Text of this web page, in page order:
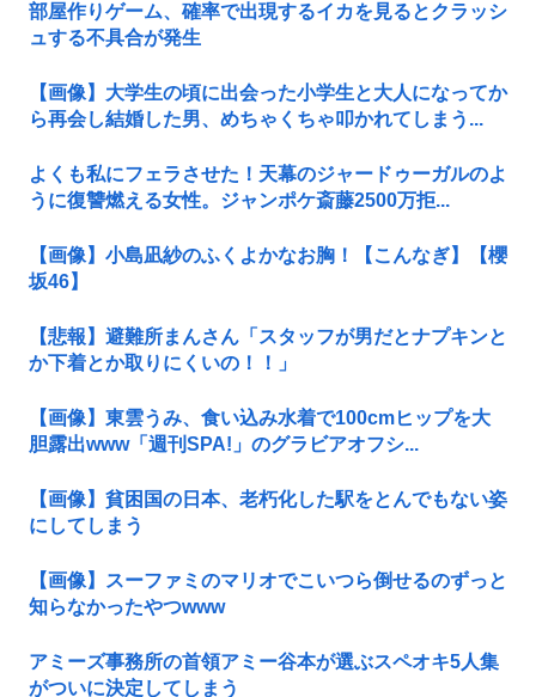
部屋作りゲーム、確率で出現するイカを見るとクラッシ
ュする不具合が発生
【画像】大学生の頃に出会った小学生と大人になってか
ら再会し結婚した男、めちゃくちゃ叩かれてしまう...
よくも私にフェラさせた！天幕のジャードゥーガルのよ
うに復讐燃える女性。ジャンポケ斎藤2500万拒...
【画像】小島凪紗のふくよかなお胸！【こんなぎ】【櫻
坂46】
【悲報】避難所まんさん「スタッフが男だとナプキンと
か下着とか取りにくいの！！」
【画像】東雲うみ、食い込み水着で100cmヒップを大
胆露出www「週刊SPA!」のグラビアオフシ...
【画像】貧困国の日本、老朽化した駅をとんでもない姿
にしてしまう
【画像】スーファミのマリオでこいつら倒せるのずっと
知らなかったやつwww
アミーズ事務所の首領アミー谷本が選ぶスペオキ5人集
がついに決定してしまう